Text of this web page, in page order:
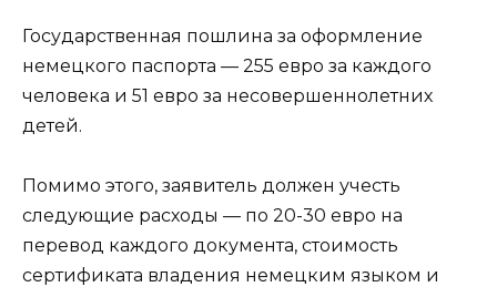
Государственная пошлина за оформление
немецкого паспорта — 255 евро за каждого
человека и 51 евро за несовершеннолетних
детей.
Помимо этого, заявитель должен учесть
следующие расходы — по 20-30 евро на
перевод каждого документа, стоимость
сертификата владения немецким языком и